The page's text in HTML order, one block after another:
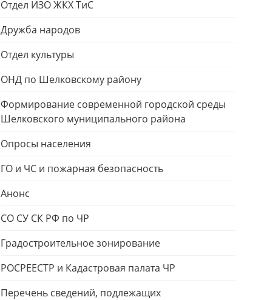
Отдел ИЗО ЖКХ ТиС
Дружба народов
Отдел культуры
ОНД по Шелковскому району
Формирование современной городской среды
Шелковского муниципального района
Опросы населения
ГО и ЧС и пожарная безопасность
Анонс
СО СУ СК РФ по ЧР
Градостроительное зонирование
РОСРЕЕСТР и Кадастровая палата ЧР
Перечень сведений, подлежащих